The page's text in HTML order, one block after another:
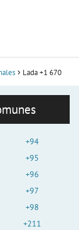
Lada +1 670
+94
+95
+96
+97
+98
+211